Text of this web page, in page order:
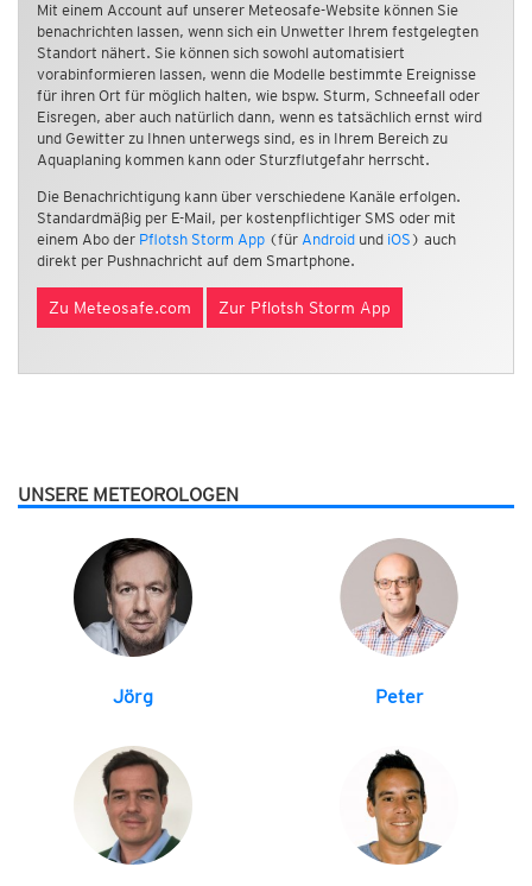
Mit einem Account auf unserer Meteosafe-Website können Sie
benachrichten lassen, wenn sich ein Unwetter Ihrem festgelegten
Standort nähert. Sie können sich sowohl automatisiert
vorabinformieren lassen, wenn die Modelle bestimmte Ereignisse
für ihren Ort für möglich halten, wie bspw. Sturm, Schneefall oder
Eisregen, aber auch natürlich dann, wenn es tatsächlich ernst wird
und Gewitter zu Ihnen unterwegs sind, es in Ihrem Bereich zu
Aquaplaning kommen kann oder Sturzflutgefahr herrscht.
Die Benachrichtigung kann über verschiedene Kanäle erfolgen.
Standardmäßig per E-Mail, per kostenpflichtiger SMS oder mit
einem Abo der Pflotsh Storm App (für Android und iOS ) auch
direkt per Pushnachricht auf dem Smartphone.
Zu Meteosafe.com Zur Pflotsh Storm App
UNSERE METEOROLOGEN
Jörg Peter